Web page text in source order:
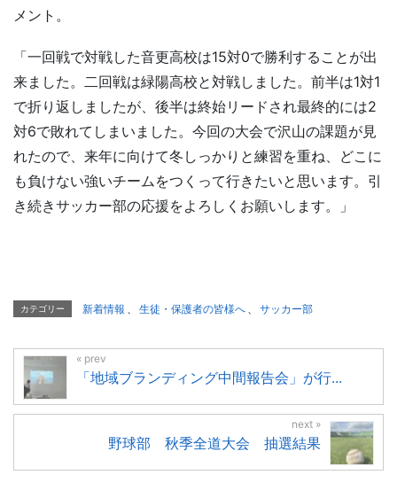
メント。
「一回戦で対戦した音更高校は15対0で勝利することが出
来ました。二回戦は緑陽高校と対戦しました。前半は1対1
で折り返しましたが、後半は終始リードされ最終的には2
対6で敗れてしまいました。今回の大会で沢山の課題が見
れたので、来年に向けて冬しっかりと練習を重ね、どこに
も負けない強いチームをつくって行きたいと思います。引
き続きサッカー部の応援をよろしくお願いします。」
カテゴリー 新着情報 、 生徒・保護者の皆様へ 、 サッカー部
「地域ブランディング中間報告会」が行...
野球部 秋季全道大会 抽選結果